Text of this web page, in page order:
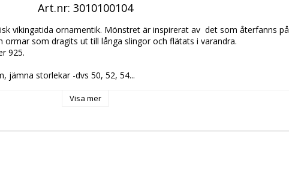
Art.nr: 3010100104
vikingatida ornamentik. Mönstret är inspirerat av  det som återfanns på
ormar som dragits ut till långa slingor och flätats i varandra.
925.
jämna storlekar -dvs 50, 52, 54...
Visa mer